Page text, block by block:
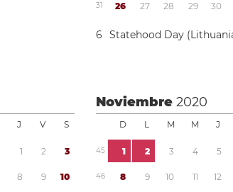
31 26 27 28 29 30
6 Statehood Day
J V S
1 2 3
8 9 10
Noviembre2020
D L M M J
45 1 2 3 4 5
46 8 9 10 11 12